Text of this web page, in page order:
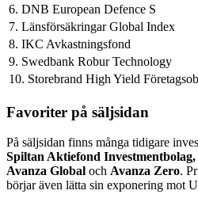
6. DNB European Defence S
7. Länsförsäkringar Global Index
8. IKC Avkastningsfond
9. Swedbank Robur Technology
10. Storebrand High Yield
Favoriter på säljsidan
På säljsidan finns många tidigare
Spiltan Aktiefond
Avanza Global och Avanza Zero.
börjar även lätta sin exponering mot